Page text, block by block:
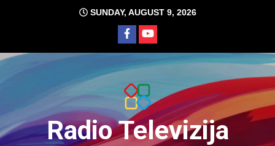
SUNDAY, AUGUST 9, 2026
Radio Televizija